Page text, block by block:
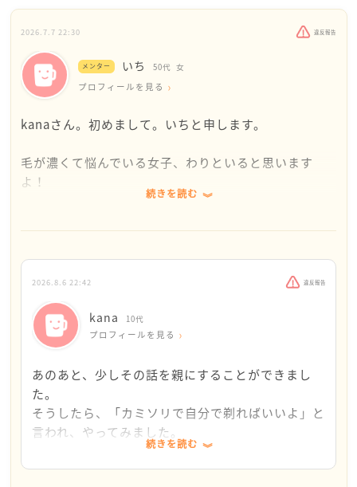
2026.7.7 22:30 違反報告
メンター いち 50代 女
プロフィールを見る
kanaさん。初めまして。いちと申します。
毛が濃くて悩んでいる女子、わりといると思います
よ！
私もそうでしたし、私の娘もそうで、中学生くらいの
ってしまい、なんでこんな風に生まれてしまったのか
と恨みました。
ピアノでその度に指を見てるし、今はスマホを持って
水泳授業で水着着用なので、身体中の毛が気になり過
ぎて見るたびに病みますよね…
今はまだ中学生なので、美容脱毛などをしても、これ
からの成長過程もまだあり、ホルモンバランスが変わ
るので、お金をかける医療脱毛美容脱毛はおすすめし
続きを読む
2026.8.6 22:42 違反報告
kana 10代
プロフィールを見る
あのあと、少しその話を親にすることができまし
た。
そうしたら、「カミソリで自分で剃ればいいよ」と
言われ、やってみました。
結果、特に脚などが思った以上にきれいになって、
よかったです。
続きを読む